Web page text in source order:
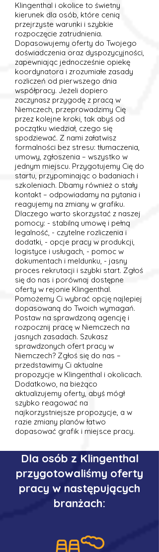
Klingenthal i okolice to świetny
kierunek dla osób, które cenią
przejrzyste warunki i szybkie
rozpoczęcie zatrudnienia.
Dopasowujemy oferty do Twojego
doświadczenia oraz dyspozycyjności,
zapewniając jednocześnie opiekę
koordynatora i zrozumiałe zasady
rozliczeń od pierwszego dnia
współpracy. Jeżeli dopiero
zaczynasz przygodę z pracą w
Niemczech, przeprowadzimy Cię
przez kolejne kroki, tak abyś od
początku wiedział, czego się
spodziewać. Z nami załatwisz
formalności bez stresu: tłumaczenia,
umowy, zgłoszenia – wszystko w
jednym miejscu. Przygotujemy Cię do
startu, przypominając o badaniach i
szkoleniach. Dbamy również o stały
kontakt – odpowiadamy na pytania i
reagujemy na zmiany w grafiku.
Dlaczego warto skorzystać z naszej
pomocy: - stabilną umowę i pełną
legalność, - czytelne rozliczenia i
dodatki, - opcje pracy w produkcji,
logistyce i usługach, - pomoc w
dokumentach i meldunku, - jasny
proces rekrutacji i szybki start. Zgłoś
się do nas i porównaj dostępne
oferty w rejonie Klingenthal.
Pomożemy Ci wybrać opcję najlepiej
dopasowaną do Twoich wymagań.
Postaw na sprawdzoną agencję i
rozpocznij pracę w Niemczech na
jasnych zasadach. Szukasz
sprawdzonych ofert pracy w
Niemczech? Zgłoś się do nas –
przedstawimy Ci aktualne
propozycje w Klingenthal i okolicach.
Dodatkowo, na bieżąco
aktualizujemy oferty, abyś mógł
szybko reagować na
najkorzystniejsze propozycje, a w
razie zmiany planów łatwo
dopasować grafik i miejsce pracy.
Dla osób z Klingenthal
przygotowaliśmy oferty
pracy w następujących
branżach: